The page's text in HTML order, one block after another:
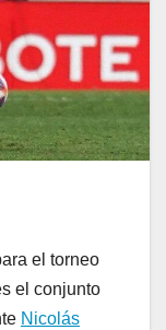
el torneo
el conjunto
Nicolás